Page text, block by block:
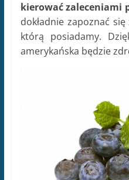
kierować zaleceniami
dokładnie zapoznać
którą posiadamy.
amerykańska będzie